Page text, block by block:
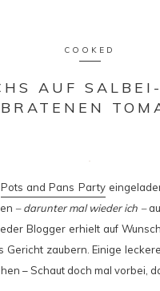
COOKED
AUF
Pots and Pans Party
– darunter mal wieder ich –
Blogger erhielt auf
zaubern. Einige
– Schaut doch mal vorbei,